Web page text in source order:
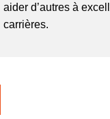
aider d’autres à
carrières.